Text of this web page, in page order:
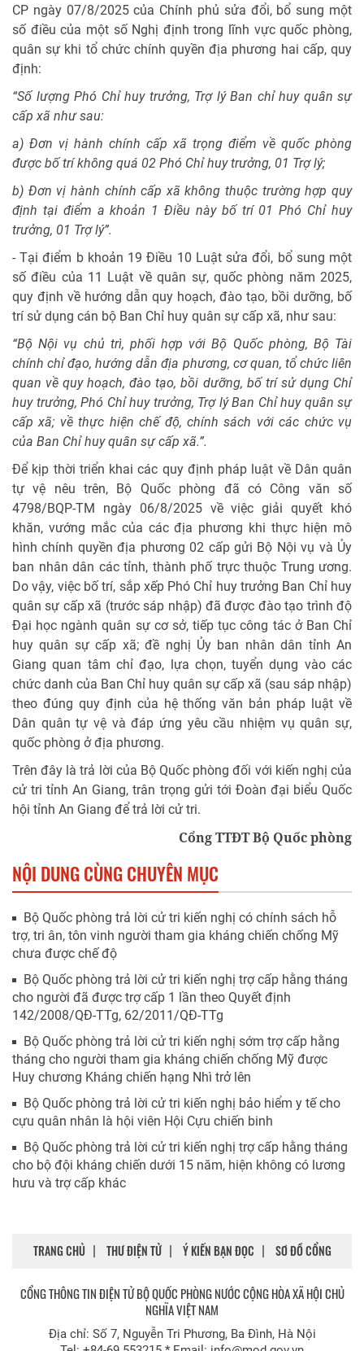
CP ngày 07/8/2025 của Chính phủ sửa đổi, bổ sung một
số điều của một số Nghị định trong lĩnh vực quốc phòng,
quân sự khi tổ chức chính quyền địa phương hai cấp, quy
định:
“Số lượng Phó Chỉ huy trưởng, Trợ lý Ban chỉ huy quân sự
cấp xã như sau:
a) Đơn vị hành chính cấp xã trọng điểm về quốc phòng
được bố trí không quá 02 Phó Chỉ huy trưởng, 01 Trợ lý;
b) Đơn vị hành chính cấp xã không thuộc trường hợp quy
định tại điểm a khoản 1 Điều này bố trí 01 Phó Chỉ huy
trưởng, 01 Trợ lý”.
- Tại điểm b khoản 19 Điều 10 Luật sửa đổi, bổ sung một
số điều của 11 Luật về quân sự, quốc phòng năm 2025,
quy định về hướng dẫn quy hoạch, đào tạo, bồi dưỡng, bố
trí sử dụng cán bộ Ban Chỉ huy quân sự cấp xã, như sau:
“Bộ Nội vụ chủ trì, phối hợp với Bộ Quốc phòng, Bộ Tài
chính chỉ đạo, hướng dẫn địa phương, cơ quan, tổ chức liên
quan về quy hoạch, đào tạo, bồi dưỡng, bố trí sử dụng Chỉ
huy trưởng, Phó Chỉ huy trưởng, Trợ lý Ban Chỉ huy quân sự
cấp xã; về thực hiện chế độ, chính sách với các chức vụ
của Ban Chỉ huy quân sự cấp xã.”.
Để kịp thời triển khai các quy định pháp luật về Dân quân
tự vệ nêu trên, Bộ Quốc phòng đã có Công văn số
4798/BQP-TM ngày 06/8/2025 về việc giải quyết khó
khăn, vướng mắc của các địa phương khi thực hiện mô
hình chính quyền địa phương 02 cấp gửi Bộ Nội vụ và Ủy
ban nhân dân các tỉnh, thành phố trực thuộc Trung ương.
Do vậy, việc bố trí, sắp xếp Phó Chỉ huy trưởng Ban Chỉ huy
quân sự cấp xã (trước sáp nhập) đã được đào tạo trình độ
Đại học ngành quân sự cơ sở, tiếp tục công tác ở Ban Chỉ
huy quân sự cấp xã; đề nghị Ủy ban nhân dân tỉnh An
Giang quan tâm chỉ đạo, lựa chọn, tuyển dụng vào các
chức danh của Ban Chỉ huy quân sự cấp xã (sau sáp nhập)
theo đúng quy định của hệ thống văn bản pháp luật về
Dân quân tự vệ và đáp ứng yêu cầu nhiệm vụ quân sự,
quốc phòng ở địa phương.
Trên đây là trả lời của Bộ Quốc phòng đối với kiến nghị của
cử tri tỉnh An Giang, trân trọng gửi tới Đoàn đại biểu Quốc
hội tỉnh An Giang để trả lời cử tri.
Cổng TTĐT Bộ Quốc phòng
NỘI DUNG CÙNG CHUYÊN MỤC
Bộ Quốc phòng trả lời cử tri kiến nghị có chính sách hỗ
trợ, tri ân, tôn vinh người tham gia kháng chiến chống Mỹ
chưa được chế độ
Bộ Quốc phòng trả lời cử tri kiến nghị trợ cấp hằng tháng
cho người đã được trợ cấp 1 lần theo Quyết định
142/2008/QĐ-TTg, 62/2011/QĐ-TTg
Bộ Quốc phòng trả lời cử tri kiến nghị sớm trợ cấp hằng
tháng cho người tham gia kháng chiến chống Mỹ được
Huy chương Kháng chiến hạng Nhì trở lên
Bộ Quốc phòng trả lời cử tri kiến nghị bảo hiểm y tế cho
cựu quân nhân là hội viên Hội Cựu chiến binh
Bộ Quốc phòng trả lời cử tri kiến nghị trợ cấp hằng tháng
cho bộ đội kháng chiến dưới 15 năm, hiện không có lương
hưu và trợ cấp khác
TRANG CHỦ THƯ ĐIỆN TỬ Ý KIẾN BẠN ĐỌC SƠ ĐỒ CỔNG
CỔNG THÔNG TIN ĐIỆN TỬ BỘ QUỐC PHÒNG NƯỚC CỘNG HÒA XÃ HỘI CHỦ
NGHĨA VIỆT NAM
Địa chỉ: Số 7, Nguyễn Tri Phương, Ba Đình, Hà Nội